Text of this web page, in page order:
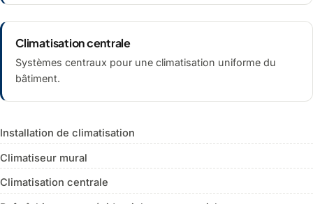
Climatisation centrale
Systèmes centraux pour une climatisation uniforme du
bâtiment.
Installation de climatisation
Climatiseur mural
Climatisation centrale